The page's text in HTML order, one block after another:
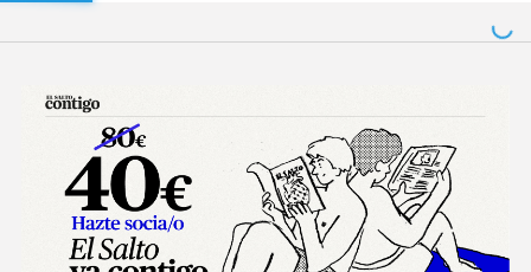
Salto a contenido